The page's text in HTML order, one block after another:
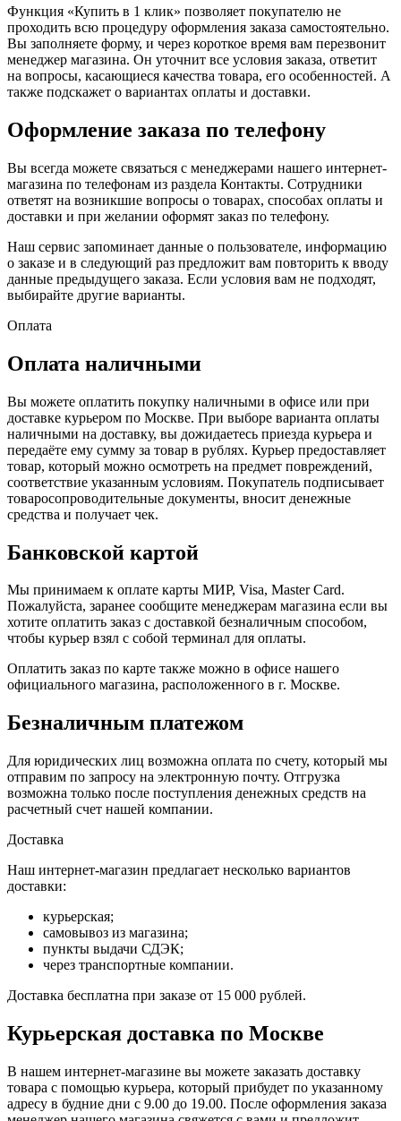
Функция «Купить в 1 клик» позволяет покупателю не
проходить всю процедуру оформления заказа самостоятельно.
Вы заполняете форму, и через короткое время вам перезвонит
менеджер магазина. Он уточнит все условия заказа, ответит
на вопросы, касающиеся качества товара, его особенностей. А
также подскажет о вариантах оплаты и доставки.
Оформление заказа по телефону
Вы всегда можете связаться с менеджерами нашего интернет-
магазина по телефонам из раздела Контакты. Сотрудники
ответят на возникшие вопросы о товарах, способах оплаты и
доставки и при желании оформят заказ по телефону.
Наш сервис запоминает данные о пользователе, информацию
о заказе и в следующий раз предложит вам повторить к вводу
данные предыдущего заказа. Если условия вам не подходят,
выбирайте другие варианты.
Оплата
Оплата наличными
Вы можете оплатить покупку наличными в офисе или при
доставке курьером по Москве. При выборе варианта оплаты
наличными на доставку, вы дожидаетесь приезда курьера и
передаёте ему сумму за товар в рублях. Курьер предоставляет
товар, который можно осмотреть на предмет повреждений,
соответствие указанным условиям. Покупатель подписывает
товаросопроводительные документы, вносит денежные
средства и получает чек.
Банковской картой
Мы принимаем к оплате карты МИР, Visa, Master Card.
Пожалуйста, заранее сообщите менеджерам магазина если вы
хотите оплатить заказ с доставкой безналичным способом,
чтобы курьер взял с собой терминал для оплаты.
Оплатить заказ по карте также можно в офисе нашего
официального магазина, расположенного в г. Москве.
Безналичным платежом
Для юридических лиц возможна оплата по счету, который мы
отправим по запросу на электронную почту. Отгрузка
возможна только после поступления денежных средств на
расчетный счет нашей компании.
Доставка
Наш интернет-магазин предлагает несколько вариантов
доставки:
курьерская;
самовывоз из магазина;
пункты выдачи СДЭК;
через транспортные компании.
Доставка бесплатна при заказе от 15 000 рублей.
Курьерская доставка по Москве
В нашем интернет-магазине вы можете заказать доставку
товара с помощью курьера, который прибудет по указанному
адресу в будние дни с 9.00 до 19.00. После оформления заказа